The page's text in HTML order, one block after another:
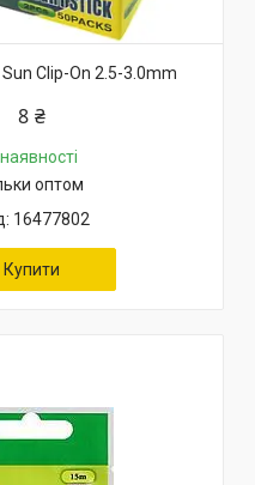
Sun Clip-On 2.5-3.0mm
8 ₴
оптом
16477802
Купити